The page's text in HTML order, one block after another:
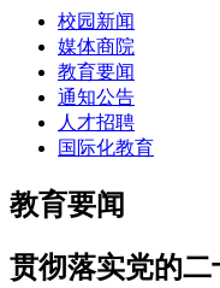
校园新闻
媒体商院
教育要闻
通知公告
人才招聘
国际化教育
教育要闻
贯彻落实党的